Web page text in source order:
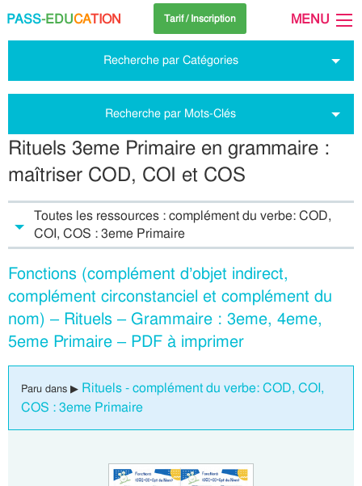
PASS-EDUCATION Tarif / Inscription MENU
Recherche par Catégories
Recherche par Mots-Clés
Rituels 3eme Primaire en grammaire :
maîtriser COD, COI et COS
Toutes les ressources : complément du verbe: COD,
COI, COS : 3eme Primaire
Fonctions (complément d’objet indirect,
complément circonstanciel et complément du
nom) – Rituels – Grammaire : 3eme, 4eme,
5eme Primaire – PDF à imprimer
Paru dans ▶ Rituels - complément du verbe: COD, COI,
COS : 3eme Primaire